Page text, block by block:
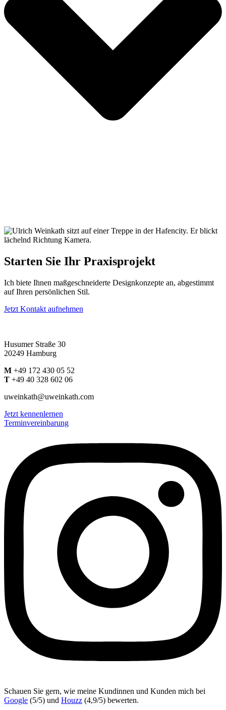
Starten Sie Ihr Praxisprojekt
Ich biete Ihnen maßgeschneiderte Designkonzepte an, abgestimmt
auf Ihren persönlichen Stil.
Jetzt Kontakt aufnehmen
Husumer Straße 30
20249 Hamburg
M +49 172 430 05 52
T +49 40 328 602 06
uweinkath@uweinkath.com
Jetzt kennenlernen
Terminvereinbarung
Schauen Sie gern, wie meine Kundinnen und Kunden mich bei
Google (5/5) und Houzz (4,9/5) bewerten.